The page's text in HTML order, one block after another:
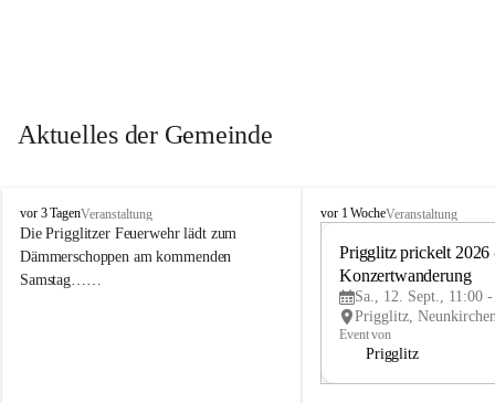
Aktuelles der Gemeinde
P
r
i
g
vor 3 TagenVeranstaltung
Die Prigglitzer Feuerwehr lädt zum
Dämmerschoppen am kommenden
Samstag……
P
vor 1 WocheVeranstaltung
Prigglitz prickelt 2026
Konzertwanderung
Sa., 12. Sept., 11:00
Event von
Prigglitz